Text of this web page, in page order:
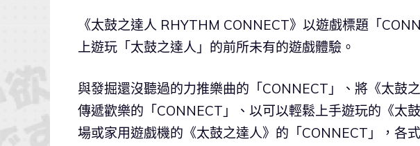
《太鼓之達人 RHYTHM CONNECT》以遊戲標題「
上遊玩「太鼓之達人」的前所未有的遊戲體驗。
與發掘還沒聽過的力推樂曲的「CONNECT」、將《太鼓
傳遞歡樂的「CONNECT」、以可以輕鬆上手遊玩的《太
場或家用遊戲機的《太鼓之達人》的「CONNECT」，各